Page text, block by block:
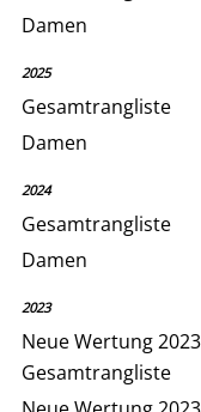
Damen
2025
Gesamtrangliste
Damen
2024
Gesamtrangliste
Damen
2023
Neue Wertung
Gesamtrangliste